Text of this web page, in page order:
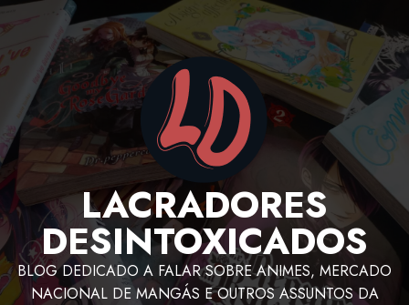
LACRADORES
DESINTOXICADOS
BLOG DEDICADO A FALAR SOBRE ANIMES, MERCADO
NACIONAL DE MANGÁS E OUTROS ASSUNTOS DA